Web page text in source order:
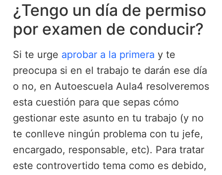
¿Tengo un día de permiso
por examen de conducir?
Si te urge aprobar a la primera y te
preocupa si en el trabajo te darán ese día
o no, en Autoescuela Aula4 resolveremos
esta cuestión para que sepas cómo
gestionar este asunto en tu trabajo (y no
te conlleve ningún problema con tu jefe,
encargado, responsable, etc). Para tratar
este controvertido tema como es debido,